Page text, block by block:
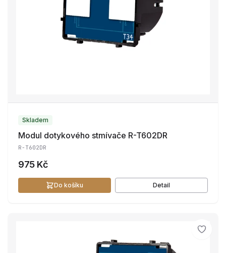
Skladem
Modul dotykového stmívače R-T602DR
R-T602DR
975 Kč
Do košíku Detail